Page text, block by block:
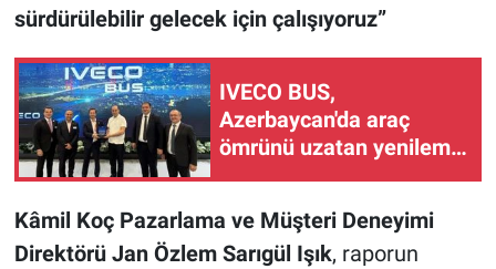
sürdürülebilir gelecek için çalışıyoruz”
IVECO BUS,
Azerbaycan'da araç
ömrünü uzatan yenileme
programına imza attı
Kâmil Koç Pazarlama ve Müşteri Deneyimi
Direktörü Jan Özlem Sarıgül Işık, raporun